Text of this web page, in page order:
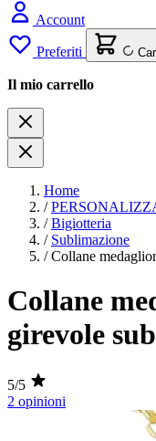
Account
Preferiti
Il mio carrello
Home
/
/ Bigiotteria
/ Sublimazione
/ Collane
Collane
girevole
5/5
2 opinioni